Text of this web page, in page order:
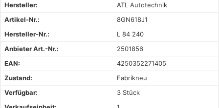
Hersteller:
ATL Autotechnik
Artikel-Nr.:
8GN618J1
Hersteller-Nr.:
L 84 240
Anbieter Art.-Nr.:
2501856
EAN:
4250352271405
Zustand:
Fabrikneu
Verfügbar:
3 Stück